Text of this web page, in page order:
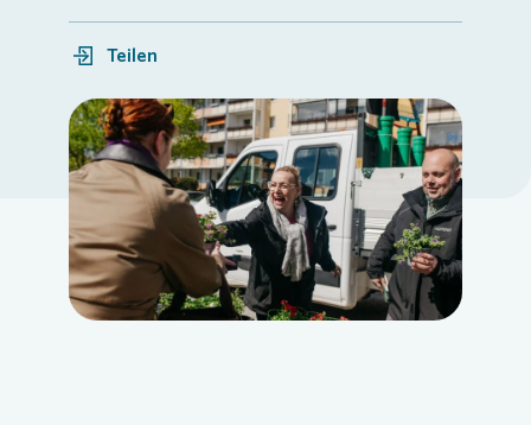
Login
Teilen
Loading...